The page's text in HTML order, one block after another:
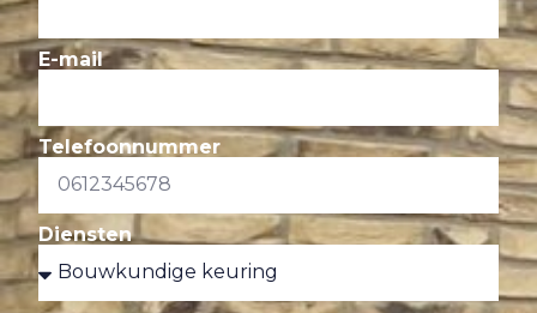
E-mail
Telefoonnummer
Diensten